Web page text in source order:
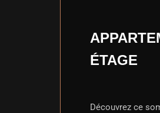
ÉTAGE
Découvrez ce